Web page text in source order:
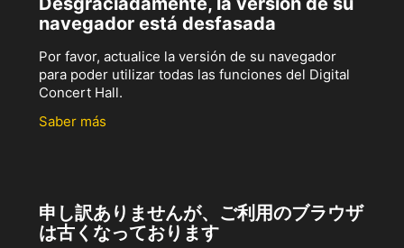
navegador está desfasada
Por favor, actualice la versión de su navegador
para poder utilizar todas las funciones del Digital
Concert Hall.
Saber más
申し訳ありませんが、ご利用のブラウザ
は古くなっております